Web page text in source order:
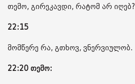
თემო, გირეკავდი, რატომ არ იღებ?
22:15
მომწერე რა, გთხოვ, ვნერვიულობ.
22:20 თემო: